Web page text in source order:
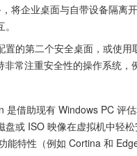
将企业桌面与自带设备隔离
的第二个安全桌面，或使用
常注重安全性的操作系统，
借助现有 Windows PC 评
或 ISO 映像在虚拟机中轻
特性（例如 Cortina 和